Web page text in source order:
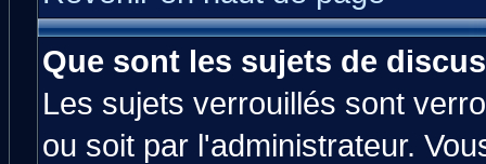
Que sont les sujets de
Les sujets verrouillés sont
ou soit par l'administrateur.